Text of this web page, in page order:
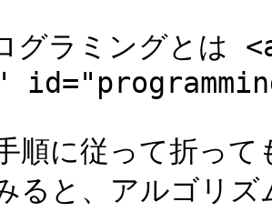
グラミングとは
順に従って折っ
ると、アルゴリ